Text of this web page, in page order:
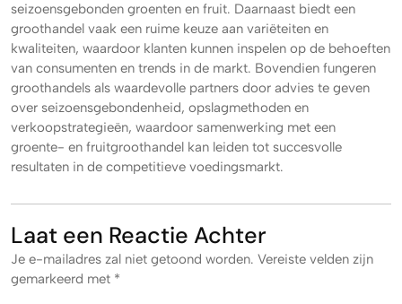
seizoensgebonden groenten en fruit. Daarnaast biedt een
groothandel vaak een ruime keuze aan variëteiten en
kwaliteiten, waardoor klanten kunnen inspelen op de behoeften
van consumenten en trends in de markt. Bovendien fungeren
groothandels als waardevolle partners door advies te geven
over seizoensgebondenheid, opslagmethoden en
verkoopstrategieën, waardoor samenwerking met een
groente- en fruitgroothandel kan leiden tot succesvolle
resultaten in de competitieve voedingsmarkt.
Laat een Reactie Achter
Je e-mailadres zal niet getoond worden. Vereiste velden zijn
gemarkeerd met *